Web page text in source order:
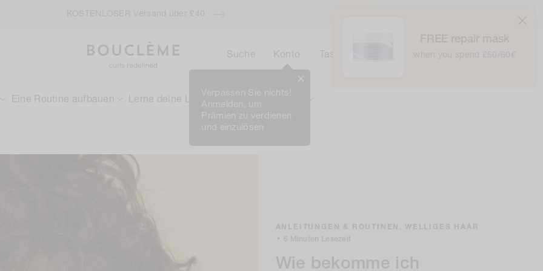
KOSTENLOSER Versand über £40
Eine Routine aufbauen Lerne deine Locken kennen
Suche Konto
Verpassen Sie nichts!
Anmelden, um
Prämien zu verdienen
und einzulösen
Tasche
ANLEITUNGEN & ROUTINEN, WELLIGES HAAR
• 6 Minuten Lesezeit
Wie bekomme ich